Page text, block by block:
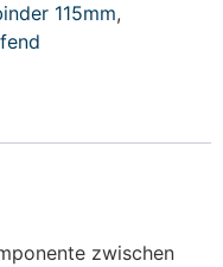
115mm,
zwischen